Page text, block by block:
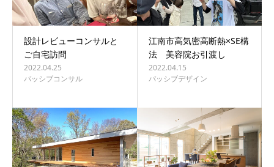
設計レビューコンサルと
ご自宅訪問
2022.04.25
パッシブコンサル
江南市高気密高断熱×SE構
法 美容院お引渡し
2022.04.15
パッシブデザイン